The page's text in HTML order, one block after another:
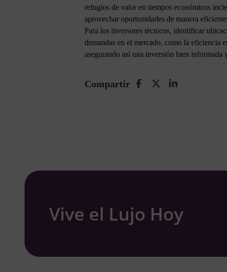
refugios de valor en tiempos económicos
aprovechar oportunidades de manera
Para los inversores técnicos, identificar
demandas en el mercado, como la eficiencia
asegurando así una inversión bien informada
Compartir
Vive el Lujo Hoy